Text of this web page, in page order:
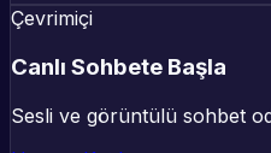
Çevrimiçi
Canlı Sohbete Başla
Sesli ve görüntülü sohbet